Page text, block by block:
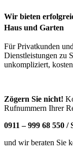
Wir bieten
Haus und Garten
Für Privatkunden
Dienstleistungen zu
unkompliziert,
Zögern Sie nicht!
Rufnummern Ihrer
0911 – 999 68 550
und wir beraten Sie